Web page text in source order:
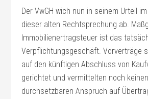
Der VwGH wich nun in seinem Urteil
dieser alten Rechtsprechung ab.
Immobilienertragsteuer ist das
Verpflichtungsgeschäft. Vorverträge
auf den künftigen Abschluss von
gerichtet und vermittelten noch
durchsetzbaren Anspruch auf